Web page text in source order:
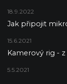
18.9.2022
Jak připojit
15.6.2021
Kamerový rig - z
5.5.2021